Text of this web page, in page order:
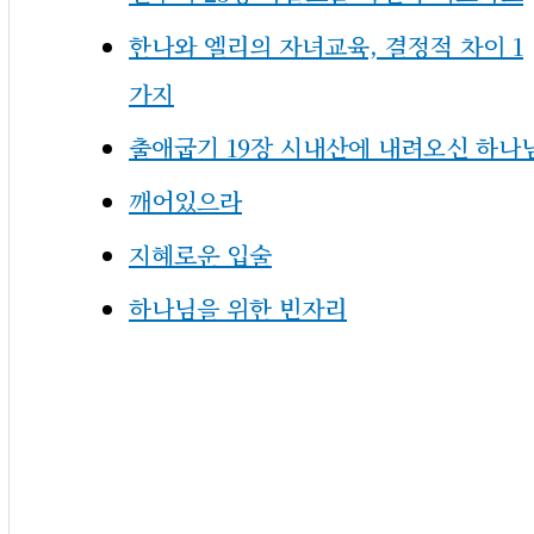
한나와 엘리의 자녀교육, 결정적 차이 1
가지
출애굽기 19장 시내산에 내려오신 하나
깨어있으라
지혜로운 입술
하나님을 위한 빈자리